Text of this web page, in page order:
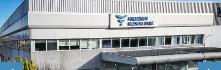
Serbia
Slovakia
Slovenia